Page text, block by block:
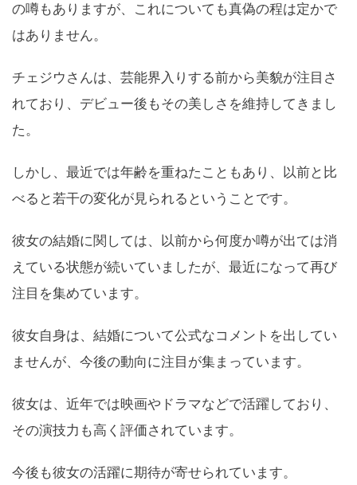
の噂もありますが、これについても真偽の程は定かで
はありません。
チェジウさんは、芸能界入りする前から美貌が注目さ
れており、デビュー後もその美しさを維持してきまし
た。
しかし、最近では年齢を重ねたこともあり、以前と比
べると若干の変化が見られるということです。
彼女の結婚に関しては、以前から何度か噂が出ては消
えている状態が続いていましたが、最近になって再び
注目を集めています。
彼女自身は、結婚について公式なコメントを出してい
ませんが、今後の動向に注目が集まっています。
彼女は、近年では映画やドラマなどで活躍しており、
その演技力も高く評価されています。
今後も彼女の活躍に期待が寄せられています。